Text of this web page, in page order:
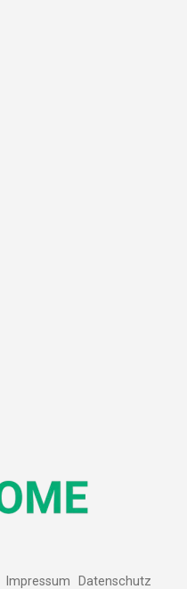
Impressum Datenschutz